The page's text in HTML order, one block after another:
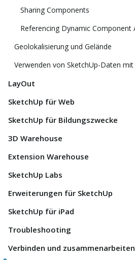
Sharing Components
Geolokalisierung und Gelände
LayOut
SketchUp für Web
SketchUp für Bildungszwecke
3D Warehouse
Extension Warehouse
SketchUp Labs
Erweiterungen für SketchUp
SketchUp für iPad
Troubleshooting
Verbinden und zusammenarbeiten